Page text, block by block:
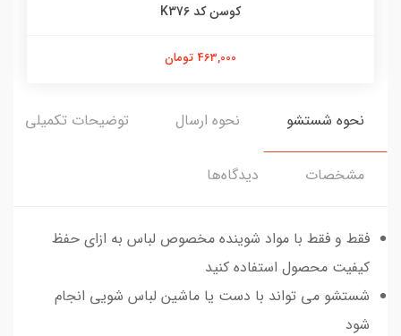
کوسن کد K376
463,000 تومان
نحوه شستشو نحوه ارسال توضیحات تکمیلی
مشخصات دیدگاه‌ها
فقط و فقط با مواد شوینده مخصوص لباس به ازای حفظ
کیفیت محصول استفاده کنید
شستشو می تواند با دست یا ماشین لباس شویی انجام
شود